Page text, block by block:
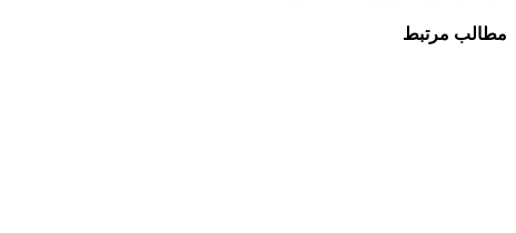
مطالب مرتبط